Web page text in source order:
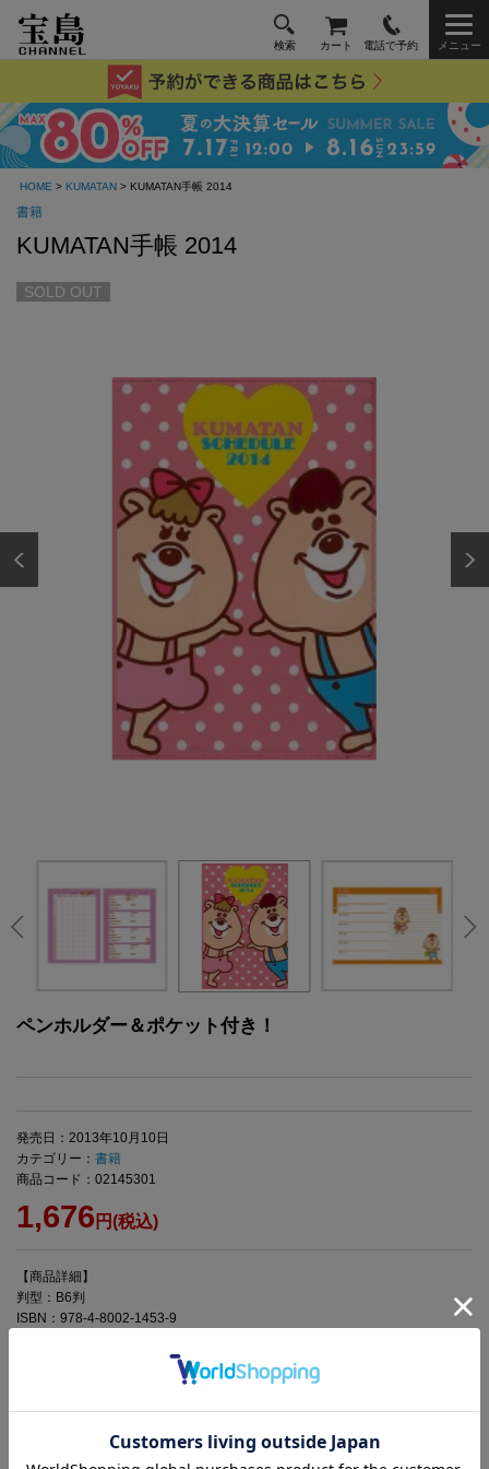
検索 カート 電話で予約 メニュー
HOME > KUMATAN> KUMATAN手帳 2014
書籍
KUMATAN手帳 2014
SOLD OUT
ペンホルダー＆ポケット付き！
発売日：2013年10月10日
カテゴリー： 書籍
商品コード：02145301
1,676 円(税込)
【商品詳細】
判型：B6判
ISBN：978-4-8002-1453-9
◆◆◆ブランド手帳2014 一覧はこちら◆◆◆